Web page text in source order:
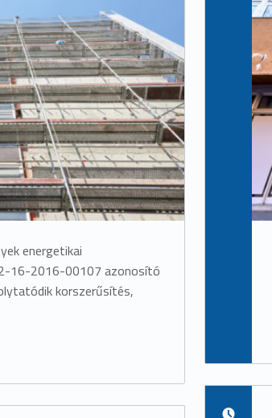
energetikai
16-2016-00107 azonosító
korszerűsítés,